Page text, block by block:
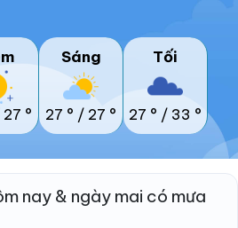
27 °
Sáng
27 ° / 27 °
Tối
27 ° / 33 °
nay & ngày mai có mưa